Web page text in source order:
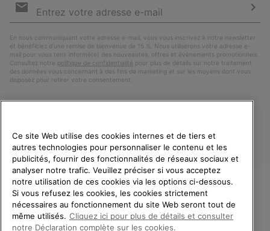
par
En nous communiquant votre adresse e-mail, vous vous inscrivez à notre newsletter
et bénéficiez d’une remise de bienvenue de 15 %. Nous utiliserons votre adresse e-
mail pour vous tenir informé(e) des nouveautés, offres et événements promotionnels.
Consultez notre politique de confidentialité pour plus de détails sur notre traitement
des données vous concernant à des fins de marketing et sur les moyens dont vous
disposez pour retirer votre consentement.
France
©2026 SOREL. Tous droits réservés.
BIENVENUE CHEZ SOREL.
VEUILLEZ SÉLECTIONNER
VOTRE PAYS DE LIVRAISON.
Ce site Web utilise des cookies internes et de tiers et
autres technologies pour personnaliser le contenu et les
publicités, fournir des fonctionnalités de réseaux sociaux et
analyser notre trafic. Veuillez préciser si vous acceptez
notre utilisation de ces cookies via les options ci-dessous.
Si vous refusez les cookies, les cookies strictement
nécessaires au fonctionnement du site Web seront tout de
même utilisés. Cliquez ici pour plus de détails et consulter
notre Déclaration complète sur les cookies.